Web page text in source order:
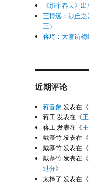
《那个春天》
王博远：沙丘
三）
蒋琦：大雪访梅
近期评论
蒋音象 发表在《
蒋工发表在《
蒋工发表在《
戴慕竹发表在《
戴慕竹发表在《
戴慕竹发表在《
过分》
太棒了 发表在《